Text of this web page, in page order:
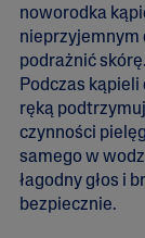
noworodka
nieprzyjemnym
podrażnić skórę.
Podczas
ręką
czynności
samego w
łagodny głos i
bezpiecznie.